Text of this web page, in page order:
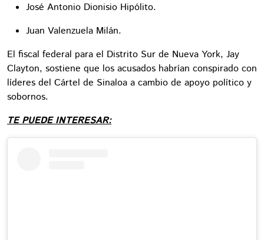
José Antonio Dionisio Hipólito.
Juan Valenzuela Milán.
El fiscal federal para el Distrito Sur de Nueva York, Jay
Clayton, sostiene que los acusados habrían conspirado con
líderes del Cártel de Sinaloa a cambio de apoyo político y
sobornos.
TE PUEDE INTERESAR: